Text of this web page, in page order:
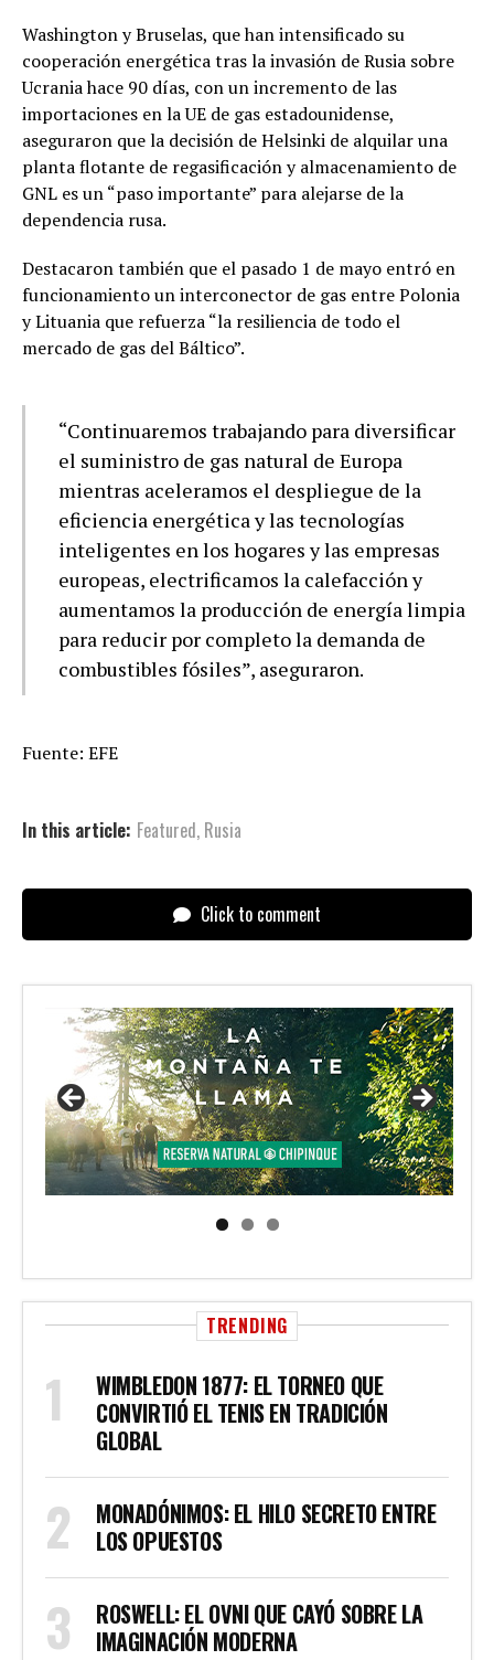
Washington y Bruselas, que han intensificado su
cooperación energética tras la invasión de Rusia sobre
Ucrania hace 90 días, con un incremento de las
importaciones en la UE de gas estadounidense,
aseguraron que la decisión de Helsinki de alquilar una
planta flotante de regasificación y almacenamiento de
GNL es un “paso importante” para alejarse de la
dependencia rusa.
Destacaron también que el pasado 1 de mayo entró en
funcionamiento un interconector de gas entre Polonia
y Lituania que refuerza “la resiliencia de todo el
mercado de gas del Báltico”.
“Continuaremos trabajando para diversificar
el suministro de gas natural de Europa
mientras aceleramos el despliegue de la
eficiencia energética y las tecnologías
inteligentes en los hogares y las empresas
europeas, electrificamos la calefacción y
aumentamos la producción de energía limpia
para reducir por completo la demanda de
combustibles fósiles”, aseguraron.
Fuente: EFE
In this article: Featured, Rusia
Click to comment
TRENDING
WIMBLEDON 1877: EL TORNEO QUE
CONVIRTIÓ EL TENIS EN TRADICIÓN
GLOBAL
MONADÓNIMOS: EL HILO SECRETO ENTRE
LOS OPUESTOS
ROSWELL: EL OVNI QUE CAYÓ SOBRE LA
IMAGINACIÓN MODERNA